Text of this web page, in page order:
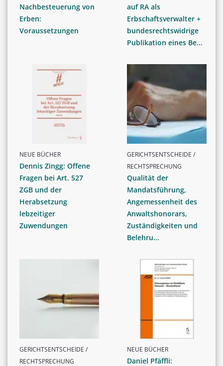
Nachbesteuerung von
Erben:
Voraussetzungen
auf RA als
Erbschaftsverwalter +
bundesrechtswidrige
Publikation eines Be...
NEUE BÜCHER
Dennis Zingg: Offene
Fragen bei Art. 527
ZGB und der
Herabsetzung
lebzeitiger
Zuwendungen
GERICHTSENTSCHEIDE /
RECHTSPRECHUNG
Qualität der
Mandatsführung,
Angemessenheit des
Anwaltshonorars,
Zuständigkeiten und
Belehru...
GERICHTSENTSCHEIDE /
RECHTSPRECHUNG
NEUE BÜCHER
Daniel Pfäffli: